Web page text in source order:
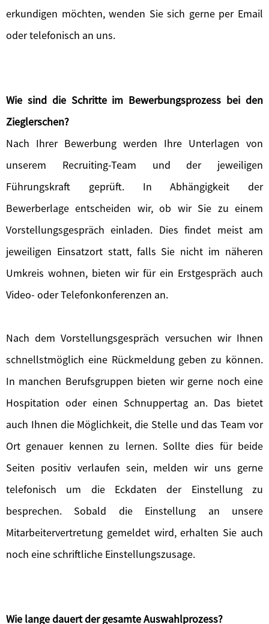
erkundigen möchten, wenden Sie sich gerne per Email
oder telefonisch an uns.
Wie sind die Schritte im Bewerbungsprozess bei den
Zieglerschen?
Nach Ihrer Bewerbung werden Ihre Unterlagen von
unserem Recruiting-Team und der jeweiligen
Führungskraft geprüft. In Abhängigkeit der
Bewerberlage entscheiden wir, ob wir Sie zu einem
Vorstellungsgespräch einladen. Dies findet meist am
jeweiligen Einsatzort statt, falls Sie nicht im näheren
Umkreis wohnen, bieten wir für ein Erstgespräch auch
Video- oder Telefonkonferenzen an.
Nach dem Vorstellungsgespräch versuchen wir Ihnen
schnellstmöglich eine Rückmeldung geben zu können.
In manchen Berufsgruppen bieten wir gerne noch eine
Hospitation oder einen Schnuppertag an. Das bietet
auch Ihnen die Möglichkeit, die Stelle und das Team vor
Ort genauer kennen zu lernen. Sollte dies für beide
Seiten positiv verlaufen sein, melden wir uns gerne
telefonisch um die Eckdaten der Einstellung zu
besprechen. Sobald die Einstellung an unsere
Mitarbeitervertretung gemeldet wird, erhalten Sie auch
noch eine schriftliche Einstellungszusage.
Wie lange dauert der gesamte Auswahlprozess?